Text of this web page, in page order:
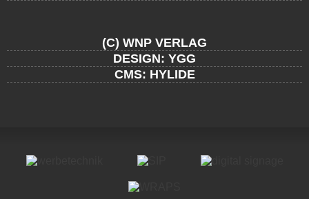
(C) WNP VERLAG
DESIGN: YGG
CMS: HYLIDE